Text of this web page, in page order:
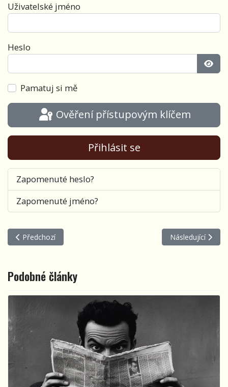
Uživatelské jméno
Heslo
Pamatuj si mě
Ověření přístupovým klíčem
Přihlásit se
Zapomenuté heslo?
Zapomenuté jméno?
Předchozí článek: Karavana č. 53 novoroční
Předchozí Další článek:
Následující
Podobné články